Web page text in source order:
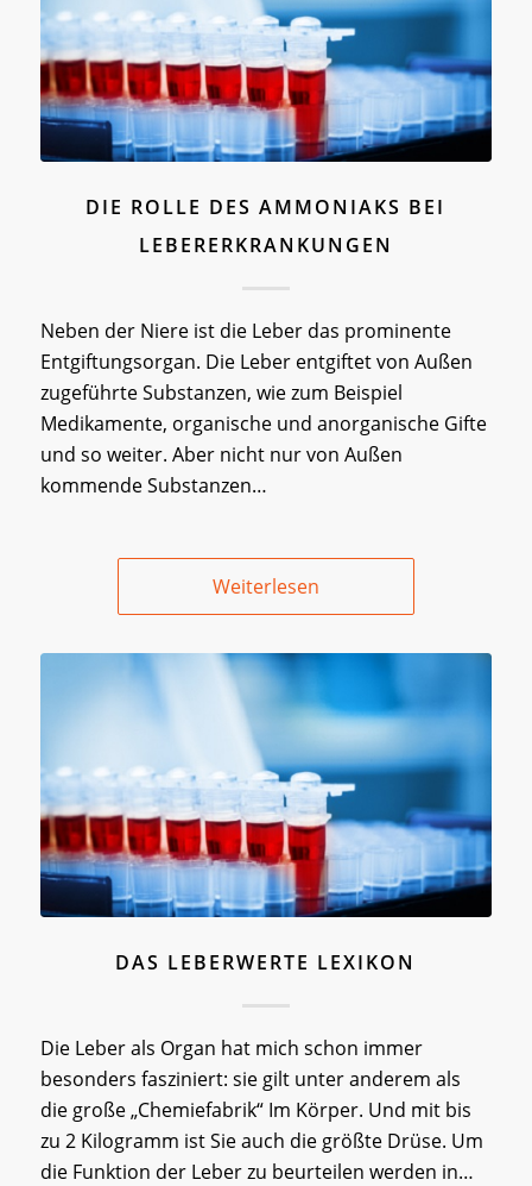
DIE ROLLE DES AMMONIAKS BEI
LEBERERKRANKUNGEN
Neben der Niere ist die Leber das prominente
Entgiftungsorgan. Die Leber entgiftet von Außen
zugeführte Substanzen, wie zum Beispiel
Medikamente, organische und anorganische Gifte
und so weiter. Aber nicht nur von Außen
kommende Substanzen…
Weiterlesen
DAS LEBERWERTE LEXIKON
Die Leber als Organ hat mich schon immer
besonders fasziniert: sie gilt unter anderem als
die große „Chemiefabrik“ Im Körper. Und mit bis
zu 2 Kilogramm ist Sie auch die größte Drüse. Um
die Funktion der Leber zu beurteilen werden in…